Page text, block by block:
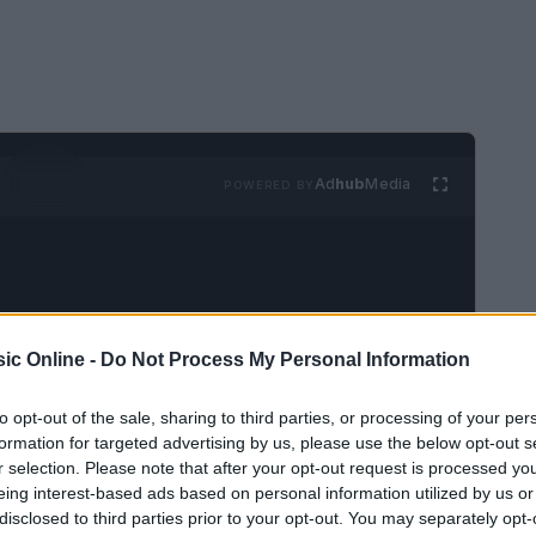
Online - Do Not Process My Personal Information
opt-out of the sale, sharing to third parties, or processing of your
for targeted advertising by us, please use the below opt-out
selection. Please note that after your opt-out request is processed
interest-based ads based on personal information utilized by us
to third parties prior to your opt-out. You may separately
AdhubMedia
a sorpresa alLight of Day
ha colto l’occasione per esprimere il
operazioni di ICEin Minnesota. Il cantautore,
ha dedicato la sua celebre canzone ‘The